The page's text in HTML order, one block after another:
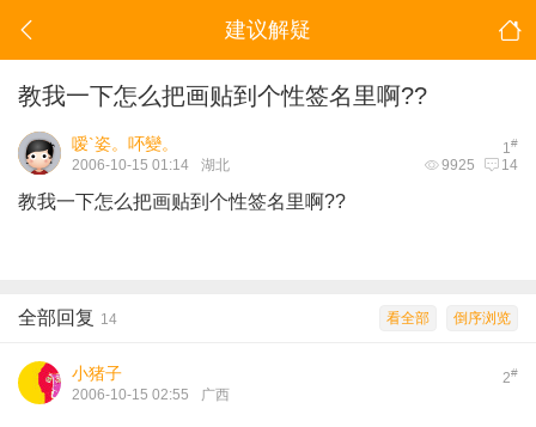
建议解疑
教我一下怎么把画贴到个性签名里啊??
1#
嗳`姿。吥變。
9925 14
2006-10-15 01:14 湖北
教我一下怎么把画贴到个性签名里啊??
倒序浏览
看全部
全部回复 14
2#
小猪子
2006-10-15 02:55 广西